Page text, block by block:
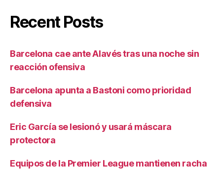
Recent Posts
Barcelona cae ante Alavés tras una noche sin
reacción ofensiva
Barcelona apunta a Bastoni como prioridad
defensiva
Eric García se lesionó y usará máscara
protectora
Equipos de la Premier League mantienen racha